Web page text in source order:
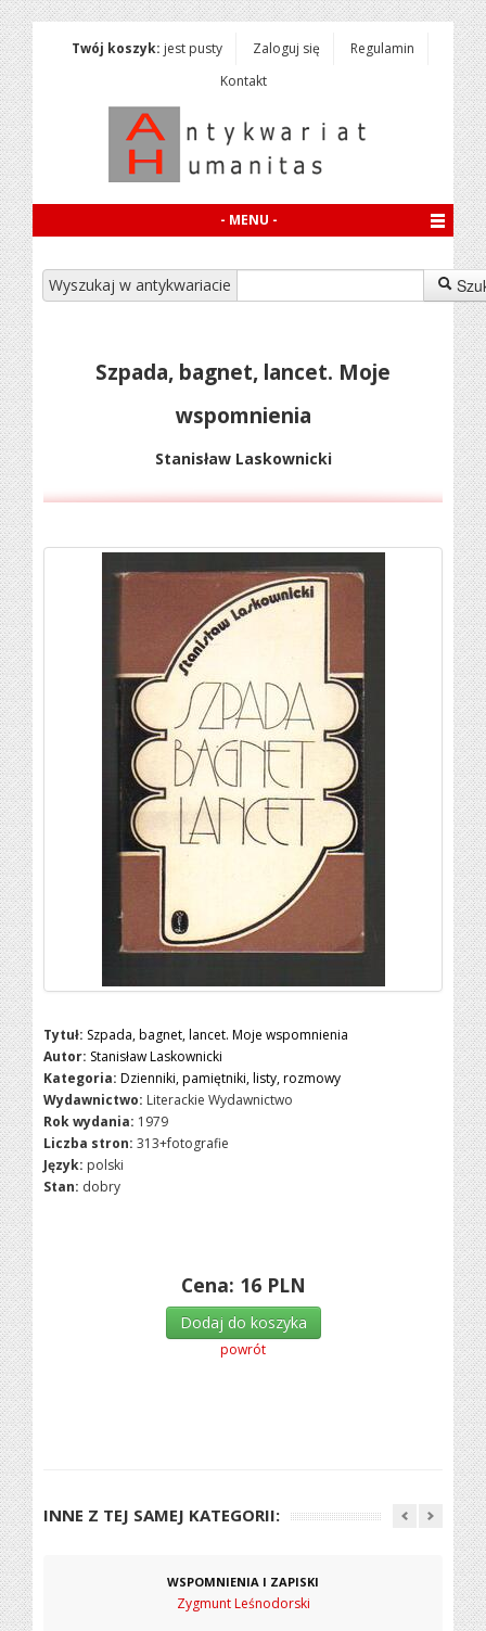
Twój koszyk: jest pusty Zaloguj się
Regulamin
Kontakt
- MENU -
Wyszukaj w antykwariacie
Szpada, bagnet, lancet. Moje
wspomnienia
Stanisław Laskownicki
Tytuł: Szpada, bagnet, lancet. Moje wspomnienia
Autor: Stanisław Laskownicki
Kategoria: Dzienniki, pamiętniki, listy, rozmowy
Wydawnictwo: Literackie Wydawnictwo
Rok wydania: 1979
Liczba stron: 313+fotografie
Język: polski
Stan: dobry
Cena: 16 PLN
Dodaj do koszyka
powrót
INNE Z TEJ SAMEJ KATEGORII:
WSPOMNIENIA I ZAPISKI
Zygmunt Leśnodorski